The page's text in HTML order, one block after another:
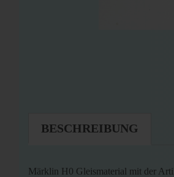
BESCHREIBUNG
Märklin H0 Gleismaterial mit der